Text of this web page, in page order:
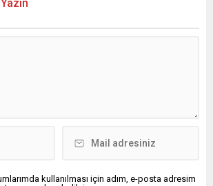
kullanılması için adım, e-posta adresim